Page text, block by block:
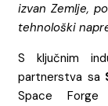
izvan Zemlje,
tehnološki
S ključnim
partnerstva sa
Space Forge